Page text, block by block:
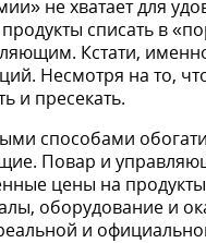
не хвата­ет для
списать в
Кстати,
Несмотря на то,
и пресекать.
способами
Повар и
цены на
оборудование и
и